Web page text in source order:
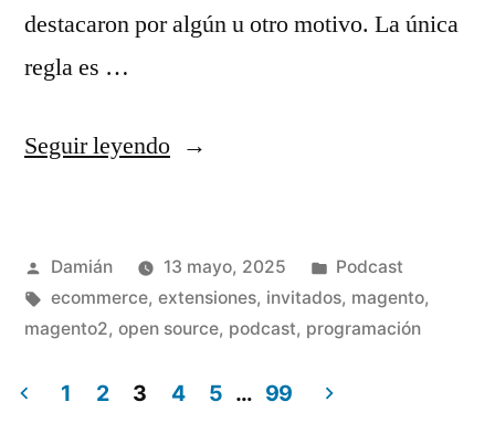
destacaron por algún u otro motivo. La única
regla es …
Seguir leyendo«S03E01
meeting
–
19»
Publicado
por
Damián 13 mayo, 2025
Publicado
en
Podcast
Etiquetas:
ecommerce, extensiones, invitados, magento,
magento2, open source, podcast, programación
1 2 3 4 5 … 99